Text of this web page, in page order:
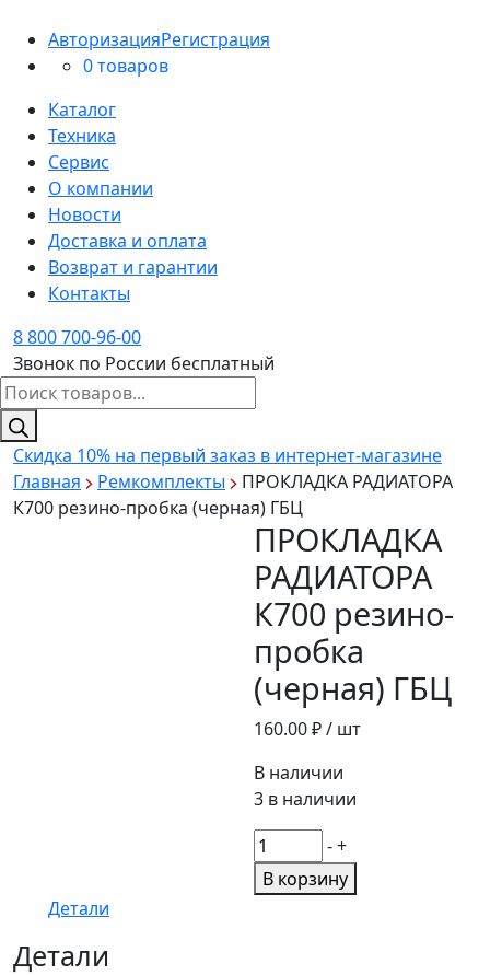
АвторизацияРегистрация
0 товаров
Каталог
Техника
Сервис
О компании
Новости
Доставка и оплата
Возврат и гарантии
Контакты
8 800 700-96-00
Звонок по России бесплатный
Поиск
товаров
Скидка 10% на первый заказ в интернет-магазине
Главная
Ремкомплекты
ПРОКЛАДКА РАДИАТОРА
К700 резино-пробка (черная) ГБЦ
ПРОКЛАДКА
РАДИАТОРА
К700 резино-
пробка
(черная) ГБЦ
160.00₽ / шт
В наличии
3 в наличии
Количество
товара
ПРОКЛАДКА
- +
В корзину
Детали
Детали